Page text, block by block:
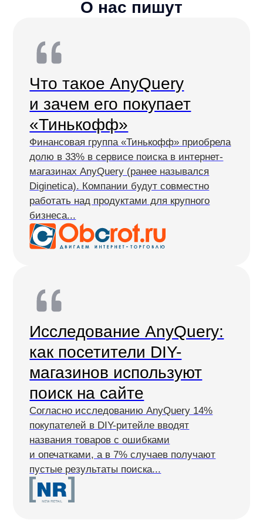
Я ознакомился с условиямиПолитики обработки
персональных данныхи даю согласие на обработки моих
Отправить заявку
Нужна консультация прямо сейчас? Позвоните нам
на любые вопросы
на своем сайте?
Готовы
протестировать
Продукты
anyQuery
anyRecs
anyReviews
anyImages
Материалы
Блог
Документация
по интеграции
Сведения